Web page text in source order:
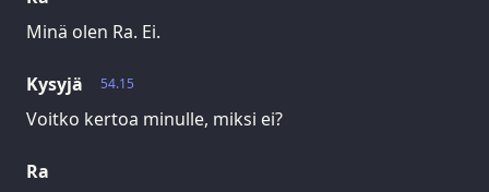
Minä olen Ra. Ei.
54.15
Kysyjä
Voitko kertoa minulle, miksi ei?
Ra